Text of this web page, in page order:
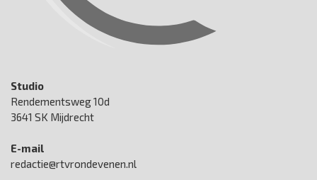
Studio
Rendementsweg 10d
3641 SK Mijdrecht
E-mail
redactie@rtvrondevenen.nl